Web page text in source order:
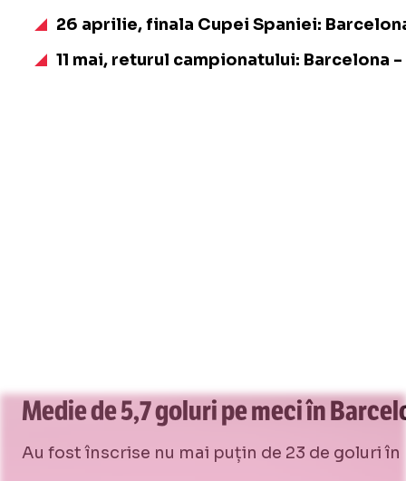
26 aprilie, finala Cupei Spaniei:
11 mai, returul campionatului: Barcelona
Medie de 5,7 goluri pe meci în
Au fost înscrise nu mai puțin de 23 de goluri